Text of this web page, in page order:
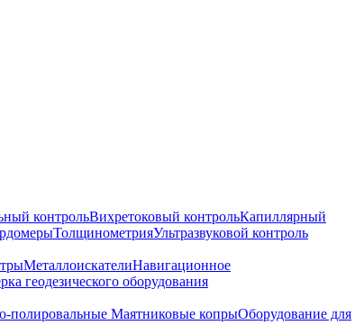
контрольВихретоковый контрольКапиллярный
ТолщинометрияУльтразвуковой контроль
МеталлоискателиНавигационное
геодезического оборудования
полировальные Маятниковые копрыОборудование для